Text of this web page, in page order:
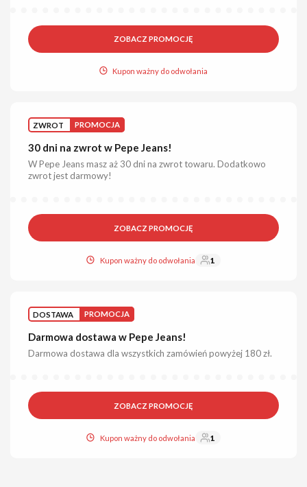
ZOBACZ PROMOCJĘ
Kupon ważny do odwołania
ZWROT PROMOCJA
30 dni na zwrot w Pepe Jeans!
W Pepe Jeans masz aż 30 dni na zwrot towaru. Dodatkowo
zwrot jest darmowy!
ZOBACZ PROMOCJĘ
Kupon ważny do odwołania 1
DOSTAWA PROMOCJA
Darmowa dostawa w Pepe Jeans!
Darmowa dostawa dla wszystkich zamówień powyżej 180 zł.
ZOBACZ PROMOCJĘ
Kupon ważny do odwołania 1